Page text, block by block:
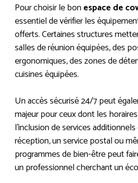
Pour choisir le bonespace de
essentiel de vérifier les
offerts. Certaines structures
salles de réunion équipées, des
ergonomiques, des zones de
cuisines équipées.
Un accès sécurisé 24/7 peut
majeur pour ceux dont les
l’inclusion de services
réception, un service postal ou
programmes de bien-être peut
un professionnel cherchant un